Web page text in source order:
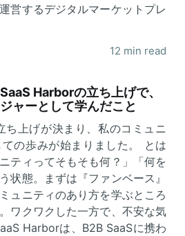
営するデジタルマーケットプレ
12 min read
Harborの立ち上げで、
ャーとして学んだこと
ち上げが決まり、私のコミュニ
の歩みが始まりました。 とは
ティってそもそも何？」「何を
状態。まずは『ファンベース』
ュニティのあり方を学ぶところ
ワクワクした一方で、不安な気
Harborは、B2B SaaSに携わ